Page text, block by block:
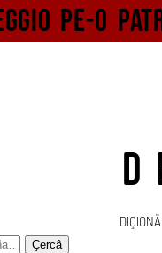
pe-o
Çercâ